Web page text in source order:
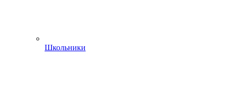
Школьники